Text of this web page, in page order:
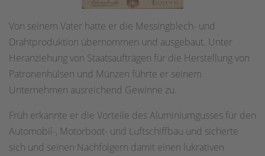
Von seinem Vater hatte er die Messingblech- und
Drahtproduktion übernommen und ausgebaut. Unter
Heranziehung von Staatsaufträgen für die Herstellung von
Patronenhülsen und Münzen führte er seinem
Unternehmen ausreichend Gewinne zu.
Früh erkannte er die Vorteile des Aluminiumgusses für den
Automobil-, Motorboot- und Luftschiffbau und sicherte
sich und seinen Nachfolgern damit einen lukrativen